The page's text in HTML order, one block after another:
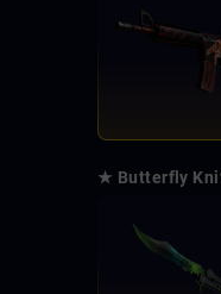
★ Butterfly